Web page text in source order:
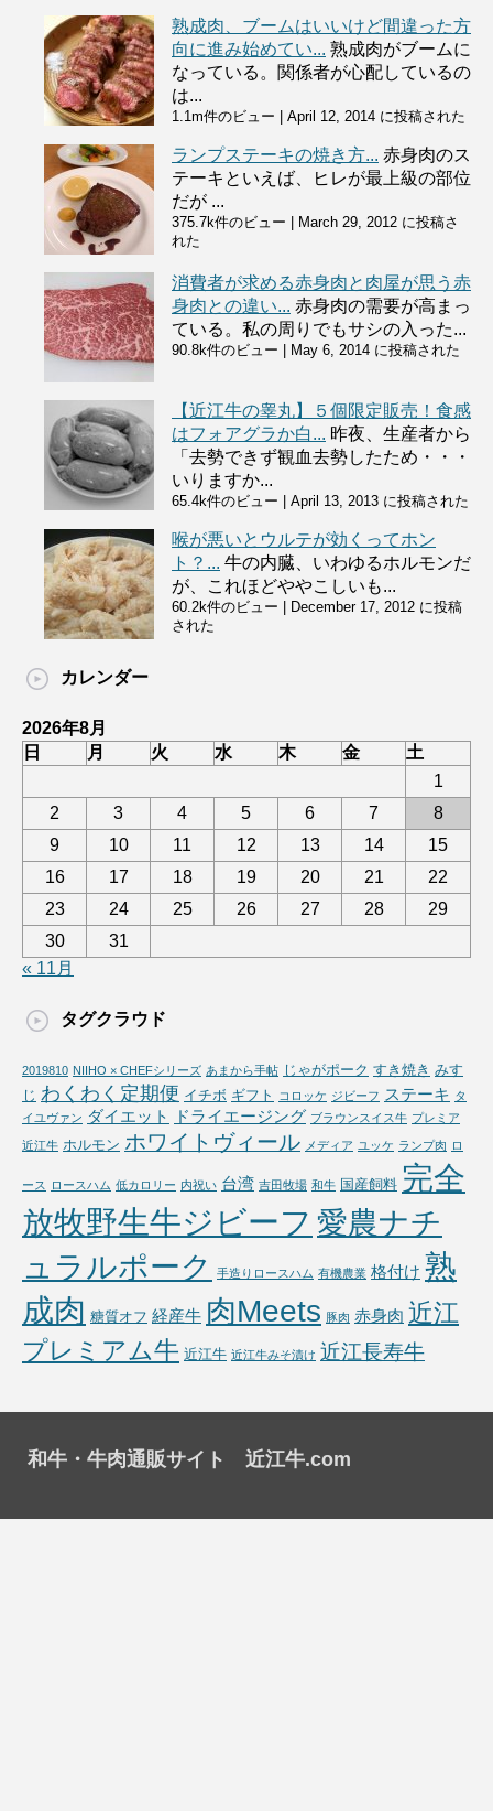
熟成肉、ブームはいいけど間違った方
向に進み始めてい... 熟成肉がブームに
なっている。関係者が心配しているの
は...
1.1m件のビュー April 12, 2014 に投稿された
ランプステーキの焼き方... 赤身肉のス
テーキといえば、ヒレが最上級の部位
だが ...
375.7k件のビュー
March 29, 2012 に投稿さ
れた
消費者が求める赤身肉と肉屋が思う赤
身肉との違い... 赤身肉の需要が高まっ
ている。私の周りでもサシの入った...
90.8k件のビュー May 6, 2014 に投稿された
【近江牛の睾丸】５個限定販売！食感
はフォアグラか白... 昨夜、生産者から
「去勢できず観血去勢したため・・・
いりますか...
65.4k件のビュー April 13, 2013 に投稿された
喉が悪いとウルテが効くってホン
ト？... 牛の内臓、いわゆるホルモンだ
が、これほどややこしいも...
60.2k件のビュー
December 17, 2012 に投稿
された
カレンダー
2026年8月
日
月 火 水 木 金
土
1
2
3 4 5 6 7
8
9
10 11 12 13 14
15
16
17 18 19 20 21
22
23
24 25 26 27 28
29
30
31
« 11月
タグクラウド
2019810 NIIHO × CHEFシリーズ あまから手帖 じゃがポーク すき焼き みす
じ わくわく定期便 イチボ ギフト コロッケ ジビーフ ステーキ タ
イユヴァン ダイエット ドライエージング ブラウンスイス牛 プレミア
近江牛 ホルモン ホワイトヴィール メディア ユッケ ランプ肉 ロ
ース ロースハム 低カロリー 内祝い 台湾 吉田牧場 和牛 国産飼料 完全
放牧野生牛ジビーフ 愛農ナチ
ュラルポーク
手造りロースハム 有機農業 格付け 熟
成肉 糖質オフ 経産牛 肉Meets 豚肉 赤身肉 近江
プレミアム牛 近江牛 近江牛みそ漬け 近江長寿牛
和牛・牛肉通販サイト 近江牛.com